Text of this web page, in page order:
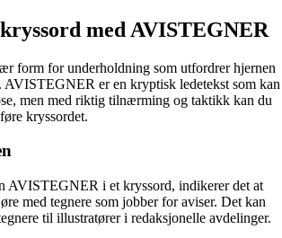
med AVISTEGNER
form for underholdning som utfordrer hjernen
AVISTEGNER er en kryptisk ledetekst som kan
men med riktig tilnærming og taktikk kan du
kryssordet.
AVISTEGNER i et kryssord, indikerer det at
med tegnere som jobber for aviser. Det kan
til illustratører i redaksjonelle avdelinger.